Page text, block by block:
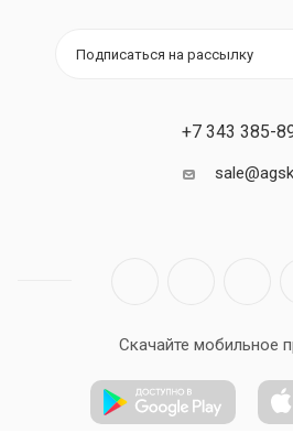
Подписаться на рассылку
+7 343 385-
Скачайте мобильное